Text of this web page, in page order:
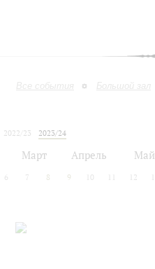
Все события Большой зал
2022/23
2023/24
Март Апрель Май
6 7 8 9 10 12